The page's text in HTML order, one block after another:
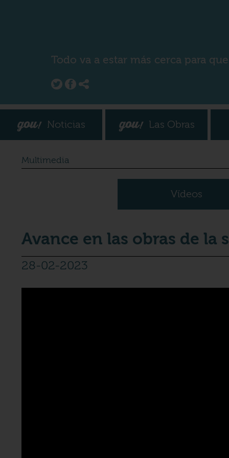
Todo va a estar más cerca para
Noticias Las Obras
Multimedia
Vídeos
Avance en las obras de la
28-02-2023